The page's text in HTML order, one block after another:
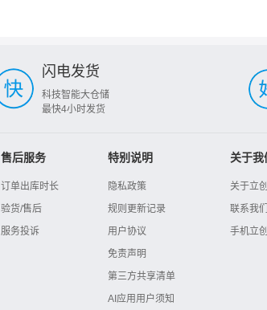
闪电发货
科技智能大仓储
最快4小时发货
售后服务
订单出库时长
验货/售后
服务投诉
特别说明
隐私政策
规则更新记录
用户协议
免责声明
第三方共享清单
AI应用用户须知
关于我
关于立创
联系我们
手机立创